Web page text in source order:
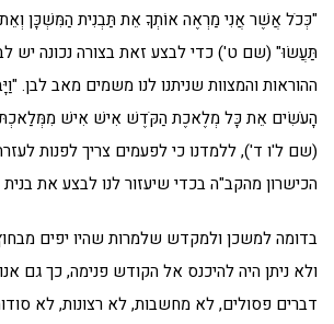
"כְּכֹל אֲשֶׁר אֲנִי מַרְאֶה אוֹתְךָ אֵת תַּבְנִית הַמִּשְׁכָּן וְאֵת
תַּעֲשׂוּ" (שם ט') כדי לבצע זאת בצורה נכונה יש
ההוראות והמצוות שניתנו לנו משמים מאב לבן.
הָעֹשִׂים אֵת כָּל מְלֶאכֶת הַקֹּדֶשׁ אִישׁ אִישׁ
(שם ל'ו ד'), ללמדנו כי לפעמים צריך לפנות
הכישרון מהקב"ה בכדי שיעזור לנו לבצע את בנית
בדומה למשכן ולמקדש שלמרות שהיו יפים
ולא ניתן היה להיכנס אל הקודש פנימה, כך גם
דברים פסולים, לא מחשבות, לא רצונות, לא